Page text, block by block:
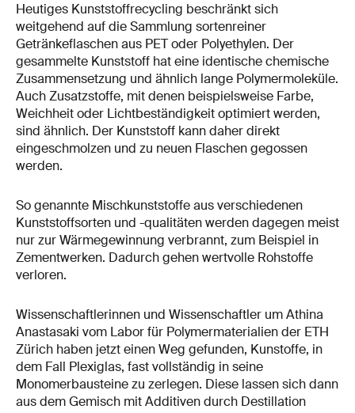
Heutiges Kunststoffrecycling beschränkt sich
weitgehend auf die Sammlung sortenreiner
Getränkeflaschen aus PET oder Polyethylen. Der
gesammelte Kunststoff hat eine identische chemische
Zusammensetzung und ähnlich lange Polymermoleküle.
Auch Zusatzstoffe, mit denen beispielsweise Farbe,
Weichheit oder Lichtbeständigkeit optimiert werden,
sind ähnlich. Der Kunststoff kann daher direkt
eingeschmolzen und zu neuen Flaschen gegossen
werden.
So genannte Mischkunststoffe aus verschiedenen
Kunststoffsorten und -qualitäten werden dagegen meist
nur zur Wärmegewinnung verbrannt, zum Beispiel in
Zementwerken. Dadurch gehen wertvolle Rohstoffe
verloren.
Wissenschaftlerinnen und Wissenschaftler um Athina
Anastasaki vom Labor für Polymermaterialien der ETH
Zürich haben jetzt einen Weg gefunden, Kunstoffe, in
dem Fall Plexiglas, fast vollständig in seine
Monomerbausteine zu zerlegen. Diese lassen sich dann
aus dem Gemisch mit Additiven durch Destillation